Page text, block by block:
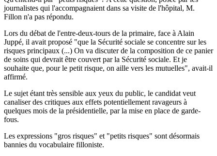
journalistes qui l'accompagnaient dans sa visite de l'hôpital, M.
Fillon n'a pas répondu.
Lors du débat de l'entre-deux-tours de la primaire, face à Alain
Juppé, il avait proposé "que la Sécurité sociale se concentre sur les
risques principaux (...) On va discuter de la composition de ce panier
de soins qui devrait être couvert par la Sécurité sociale. Et je
souhaite que, pour le petit risque, on aille vers les mutuelles", avait-il
affirmé.
Le sujet étant très sensible aux yeux du public, le candidat veut
canaliser des critiques aux effets potentiellement ravageurs à
quelques mois de la présidentielle, par la mise en place de garde-
fous.
Les expressions "gros risques" et "petits risques" sont désormais
bannies du vocabulaire filloniste.